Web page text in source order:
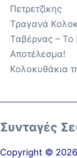
Πετρετζίκης
Τραγανά
Ταβέρνας – Το
Αποτέλεσμα!
Κολοκυθάκια
Συνταγές
Copyright © 2026